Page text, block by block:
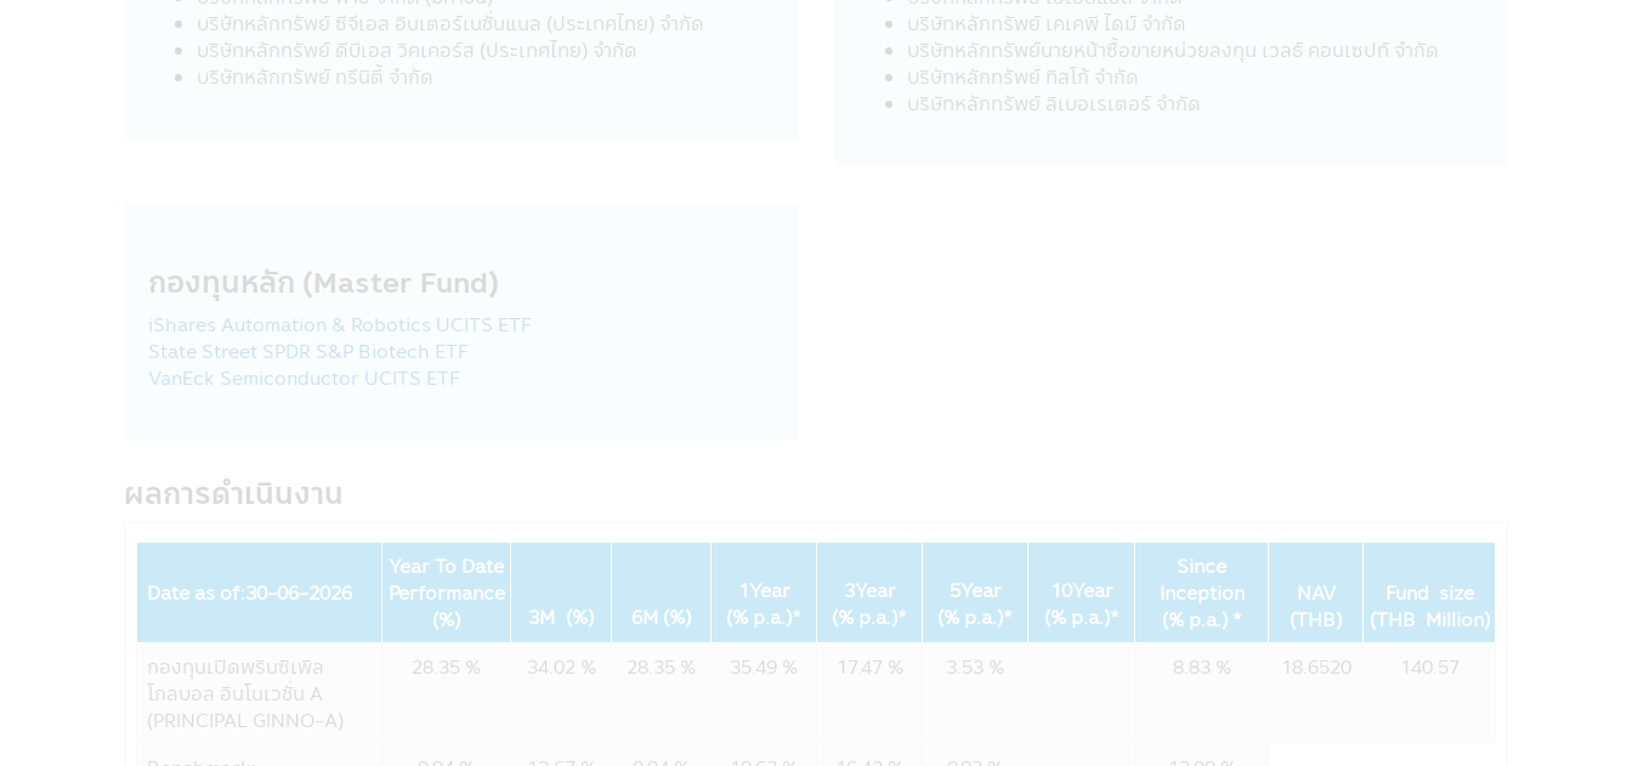
รูปแบบข้อมูล
ข้อมูลที่ทางบริษัทฯ เก็บนั้นจัดทำเพื่อให้บริษัทฯ สามารถให้บริการสินค้าทางการเงินแก่ลูกค้า ซึ่งข้อมูลประกอบด้วย ชื่อ, ที่อยู่, วันเกิด, ข้อมูลอื่นๆ เช่น
อาชีพ, รายได้ประจำปีของท่าน ซึ่งได้จากใบสมัครเปิดบัญชีและข้อมูลของท่านเพื่อใช้บริการทางอินเตอร์เน็ตของบริษัทฯ
บริษัทฯอาจจะเก็บข้อมูลเพิ่มเติมจากท่านอีกเมื่อท่านใช้ศูนยบริการและดูแลลูกค้าของบริษัทฯผ่านระบบออนไลน์หรือโทรศัพท์ เพื่อที่บริษัทฯจะได้จัด
การใช้และการเปิดเผย
บริษัทอาจเปิดเผยข้อมูลส่วนบุคคลของท่านหรือข้อมูลอื่นๆ เกี่ยวกับท่านให้กับผู้อื่นในรูปแบบต่างๆ ตามที่ระบุไว้ในส่วนนี้ของนโยบายความเป็นส่วน
ตัว
บริษัทฯ อาจจะใช้ข้อมูลส่วนบุคคลหรือข้อมูลอื่นๆของท่าน ด้วยเหตุผลต่อไปนี้:
• แนะนำสินค้าและบริการทางการเงิน เช่น หน่วยลงทุนกองทุนรวมที่อยู่ในความสนใจของท่าน
• ประเมินและดำเนินการโปรแกรมประยุกต์ที่สอดคล้องกับสินค้าและบริการทางการเงิน เช่น หน่วยลงทุนกองทุนรวมของท่าน
• เพื่อช่วยให้บริษัทฯจัดการข้อความพร้อมใช้งานและการเชื่อมต่อของผลิตภัณฑ์ บริการ และการติดต่อสื่อสารของบริษัทในกลุ่ม
• เพื่อจัดการความเสี่ยง เพื่อช่วยตรวจจับและป้องกันการกระทำที่ผิดกฎหมายและการฉ้อโกงที่อาจเกิดขึ้นรวมถึงการละเมิดอื่นๆ ต่อนโยบายและ
บริษัทฯ อาจจะเปิดเผยข้องมูลส่วนตัวของท่านกับบริษัทอื่นๆ ที่ให้บริการแก่บริษัทฯ:
บริษัทฯอาจเปิดเผยข้อมูลส่วนบุคคลกับผู้ให้บริการภายนอกที่ให้บริการกับบริษัทฯ
• ผู้ให้บริการภายนอกเหล่านี้อาจเป็นผู้ให้บริการแก่ท่าน เช่น ให้บริการยืนยันตัวตนของท่าน
บริษัทหลักทรัพย์ ซีจีเอส อินเตอร์เนชั่นแนล (ประเทศไทย) จำกัด
บริษัทหลักทรัพย์ ดีบีเอส วิคเคอร์ส (ประเทศไทย) จำกัด
บริษัทหลักทรัพย์ ทรีนิตี้ จำกัด
บริษัทหลักทรัพย์ เคเคพี ไดม์ จำกัด
บริษัทหลักทรัพย์นายหน้าซื้อขายหน่วยลงทุน เวลธ์ คอนเซปท์ จำกัด
บริษัทหลักทรัพย์ ทิสโก้ จำกัด
บริษัทหลักทรัพย์ ลิเบอเรเตอร์ จํากัด
กองทุนหลัก (Master Fund)
iShares Automation & Robotics UCITS ETF
State Street SPDR S&P Biotech ETF
VanEck Semiconductor UCITS ETF
ผลการดำเนินงาน
Date as of:30-06-2026
Year To Date
Performance
(%)
3M (%) 6M (%)
1Year
(% p.a.)*
3Year
(% p.a.)*
5Year
(% p.a.)*
10Year
(% p.a.)*
Since
Inception
(% p.a.) *
NAV
(THB)
Fund size
(THB Million)
กองทุนเปิดพรินซิเพิล
โกลบอล อินโนเวชั่น A
(PRINCIPAL GINNO-A)
28.35 % 34.02 % 28.35 % 35.49 % 17.47 % 3.53 % 8.83 % 18.6520 140.57